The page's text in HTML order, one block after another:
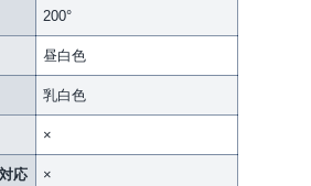
200°
昼白色
乳白色
×
応 ×